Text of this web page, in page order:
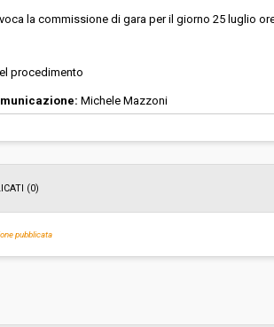
la commissione di gara per il giorno 25 luglio
procedimento
Michele Mazzoni
(0)
pubblicata